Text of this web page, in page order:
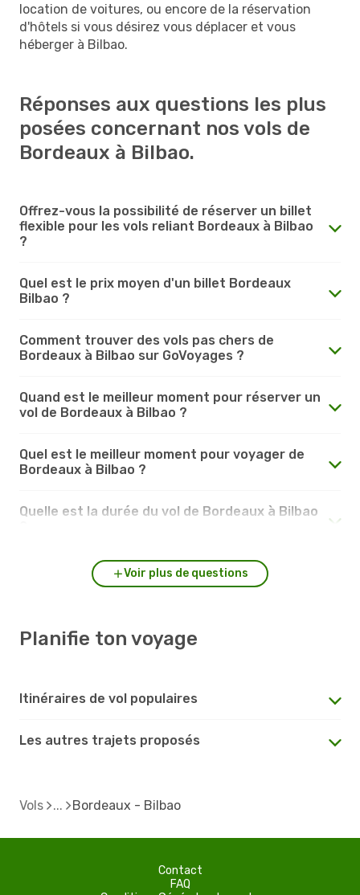
location de voitures, ou encore de la réservation
d'hôtels si vous désirez vous déplacer et vous
héberger à Bilbao.
Réponses aux questions les plus
posées concernant nos vols de
Bordeaux à Bilbao.
Offrez-vous la possibilité de réserver un billet
flexible pour les vols reliant Bordeaux à Bilbao
?
Quel est le prix moyen d'un billet Bordeaux
Bilbao ?
Comment trouver des vols pas chers de
Bordeaux à Bilbao sur GoVoyages ?
Quand est le meilleur moment pour réserver un
vol de Bordeaux à Bilbao ?
Quel est le meilleur moment pour voyager de
Bordeaux à Bilbao ?
Quelle est la durée du vol de Bordeaux à Bilbao
Voir plus de questions
Planifie ton voyage
Itinéraires de vol populaires
Les autres trajets proposés
Vols Bordeaux - Bilbao
Contact
FAQ